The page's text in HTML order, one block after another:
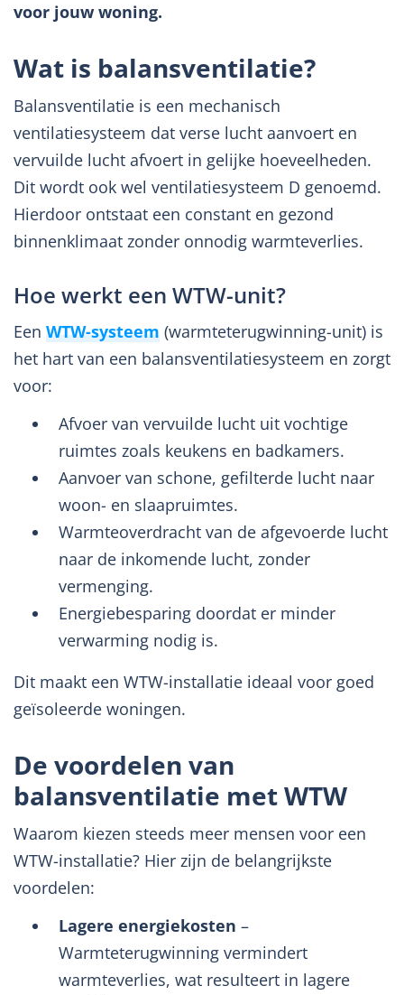
voor jouw woning.
Wat is balansventilatie?
Balansventilatie is een mechanisch
ventilatiesysteem dat verse lucht aanvoert en
vervuilde lucht afvoert in gelijke hoeveelheden.
Dit wordt ook wel ventilatiesysteem D genoemd.
Hierdoor ontstaat een constant en gezond
binnenklimaat zonder onnodig warmteverlies.
Hoe werkt een WTW-unit?
Een WTW-systeem (warmteterugwinning-unit) is
het hart van een balansventilatiesysteem en zorgt
voor:
Afvoer van vervuilde lucht uit vochtige
ruimtes zoals keukens en badkamers.
Aanvoer van schone, gefilterde lucht naar
woon- en slaapruimtes.
Warmteoverdracht van de afgevoerde lucht
naar de inkomende lucht, zonder
vermenging.
Energiebesparing doordat er minder
verwarming nodig is.
Dit maakt een WTW-installatie ideaal voor goed
geïsoleerde woningen.
De voordelen van
balansventilatie met WTW
Waarom kiezen steeds meer mensen voor een
WTW-installatie? Hier zijn de belangrijkste
voordelen:
Lagere energiekosten –
Warmteterugwinning vermindert
warmteverlies, wat resulteert in lagere